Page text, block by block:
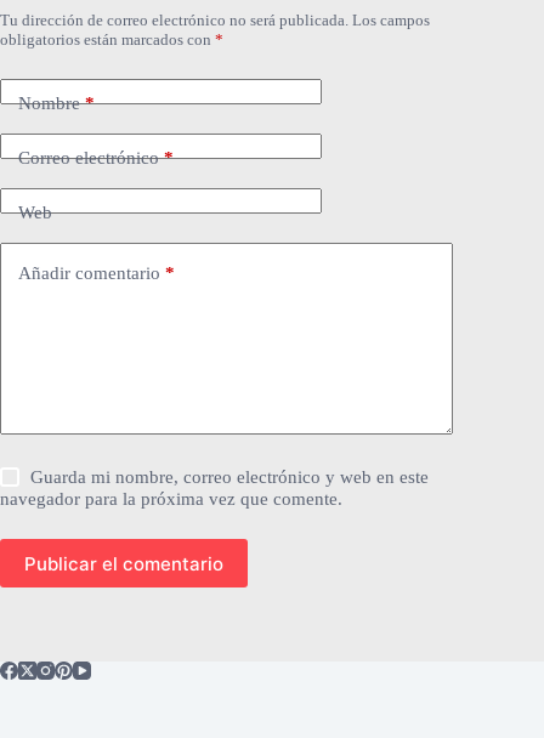
Tu dirección de correo electrónico no será publicada. Los campos
obligatorios están marcados con *
Nombre*
Correo electrónico*
Web
Añadir comentario *
Guarda mi nombre, correo electrónico y web en este
navegador para la próxima vez que comente.
Publicar el comentario